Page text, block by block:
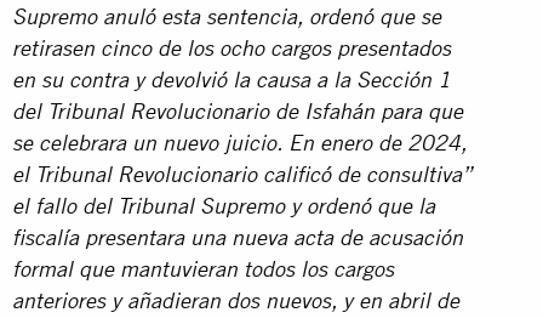
Supremo anuló esta sentencia, ordenó que se
retirasen cinco de los ocho cargos presentados
en su contra y devolvió la causa a la Sección 1
del Tribunal Revolucionario de Isfahán para que
se celebrara un nuevo juicio. En enero de 2024,
el Tribunal Revolucionario calificó de consultiva”
el fallo del Tribunal Supremo y ordenó que la
fiscalía presentara una nueva acta de acusación
formal que mantuvieran todos los cargos
anteriores y añadieran dos nuevos, y en abril de